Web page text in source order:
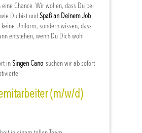
Chance. Wir wollen, dass Du bei
Du bist und Spaß an Deinem Job
Uniform, sondern wissen, dass
entstehen, wenn Du Dich wohl
in Singen Cano suchen wir ab sofort
(m/w/d)